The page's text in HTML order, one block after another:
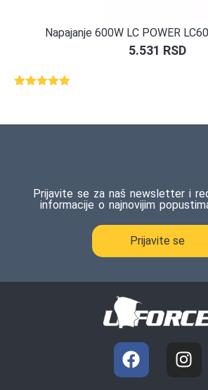
Napajanje 600W LC POWER
5.531 RSD
ocene
Prijavite se za naš newsletter i
informacije o najnovijim
Prijavite se